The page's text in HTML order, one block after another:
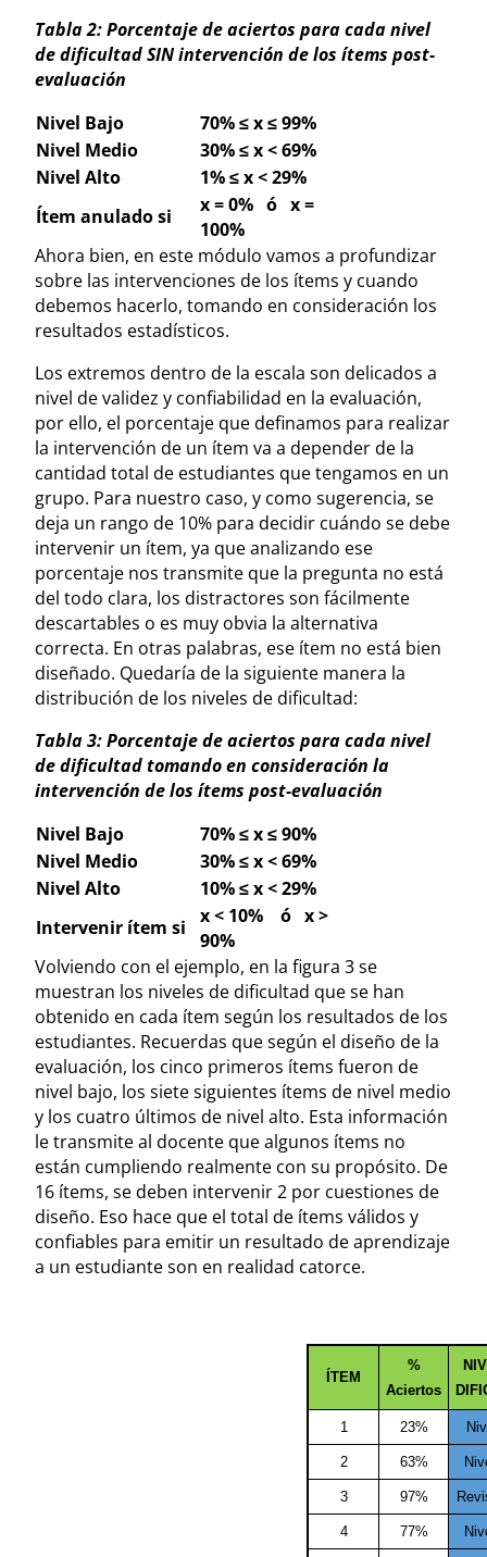
Tabla 2: Porcentaje de aciertos para cada nivel
de dificultad SIN intervención de los ítems post-
evaluación
Nivel Bajo
70% ≤ x ≤ 99%
Nivel Medio
30% ≤ x < 69%
Nivel Alto
1% ≤ x < 29%
Ítem anulado si
x = 0% ó x =
100%
Ahora bien, en este módulo vamos a profundizar
sobre las intervenciones de los ítems y cuando
debemos hacerlo, tomando en consideración los
resultados estadísticos.
Los extremos dentro de la escala son delicados a
nivel de validez y confiabilidad en la evaluación,
por ello, el porcentaje que definamos para realizar
la intervención de un ítem va a depender de la
cantidad total de estudiantes que tengamos en un
grupo. Para nuestro caso, y como sugerencia, se
deja un rango de 10% para decidir cuándo se debe
intervenir un ítem, ya que analizando ese
porcentaje nos transmite que la pregunta no está
del todo clara, los distractores son fácilmente
descartables o es muy obvia la alternativa
correcta. En otras palabras, ese ítem no está bien
diseñado. Quedaría de la siguiente manera la
distribución de los niveles de dificultad:
Tabla 3: Porcentaje de aciertos para cada nivel
de dificultad tomando en consideración la
intervención de los ítems post-evaluación
Nivel Bajo
70% ≤ x ≤ 90%
Nivel Medio
30% ≤ x < 69%
Nivel Alto
10% ≤ x < 29%
Intervenir ítem si
x < 10% ó x >
90%
Volviendo con el ejemplo, en la figura 3 se
muestran los niveles de dificultad que se han
obtenido en cada ítem según los resultados de los
estudiantes. Recuerdas que según el diseño de la
evaluación, los cinco primeros ítems fueron de
nivel bajo, los siete siguientes ítems de nivel medio
y los cuatro últimos de nivel alto. Esta información
le transmite al docente que algunos ítems no
están cumpliendo realmente con su propósito. De
16 ítems, se deben intervenir 2 por cuestiones de
diseño. Eso hace que el total de ítems válidos y
confiables para emitir un resultado de aprendizaje
a un estudiante son en realidad catorce.
ÍTEM
%
Aciertos
1 23%
2 63%
3 97%
4 77%